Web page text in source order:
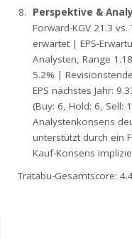
Perspektive &
Forward-KGV 21.3
erwartet | EPS-
Analysten, Range
5.2% |
EPS nächstes Jahr:
(Buy: 6, Hold: 6, Sell:
Analystenkonsens
unterstützt durch ein
Kauf-Konsens
Tratabu-Gesamtscore: